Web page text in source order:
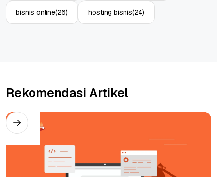
bisnis online(26) hosting bisnis(24)
Rekomendasi Artikel